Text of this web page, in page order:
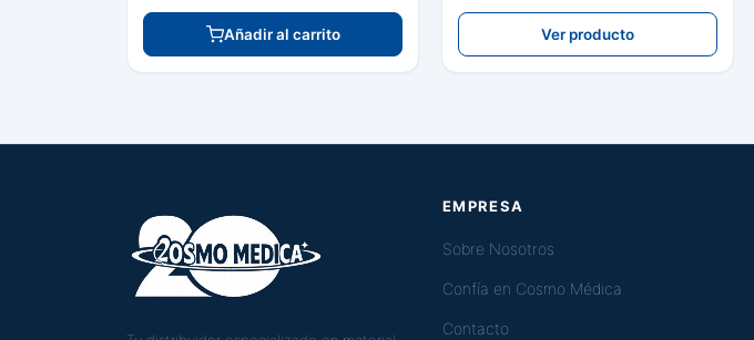
Añadir al carrito Ver producto
EMPRESA
Sobre Nosotros
Confía en Cosmo Médica
Contacto